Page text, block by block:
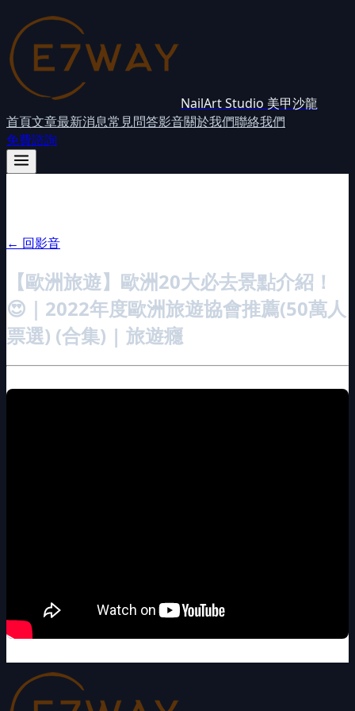
NailArt Studio 美甲沙龍
首頁文章最新消息常見問答影音關於我們聯絡我們
免費諮詢
← 回影音
【歐洲旅遊】歐洲20大必去景點介紹！
😍｜2022年度歐洲旅遊協會推薦(50萬人
票選) (合集) | 旅遊癮